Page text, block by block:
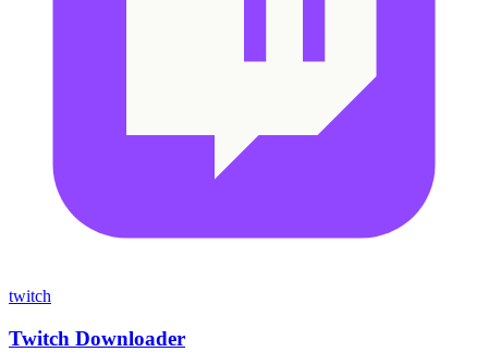
twitch
Twitch Downloader